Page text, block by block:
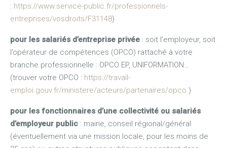
: https://www.service-public.fr/professionnels-
entreprises/vosdroits/F31148)
pour les salariés d’entreprise privée : soit l’employeur, soit
l’opérateur de compétences (OPCO) rattaché à votre
branche professionnelle : OPCO EP, UNIFORMATION…
(trouver votre OPCO : https://travail-
emploi.gouv.fr/ministere/acteurs/partenaires/opco )
pour les fonctionnaires d’une collectivité ou salariés
d’employeur public : mairie, conseil régional/général
(éventuellement via une mission locale, pour les moins de